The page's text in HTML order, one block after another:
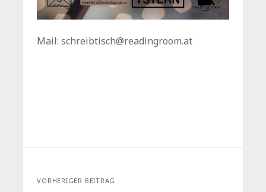
Mail: schreibtisch@readingroom.at
VORHERIGER BEITRAG